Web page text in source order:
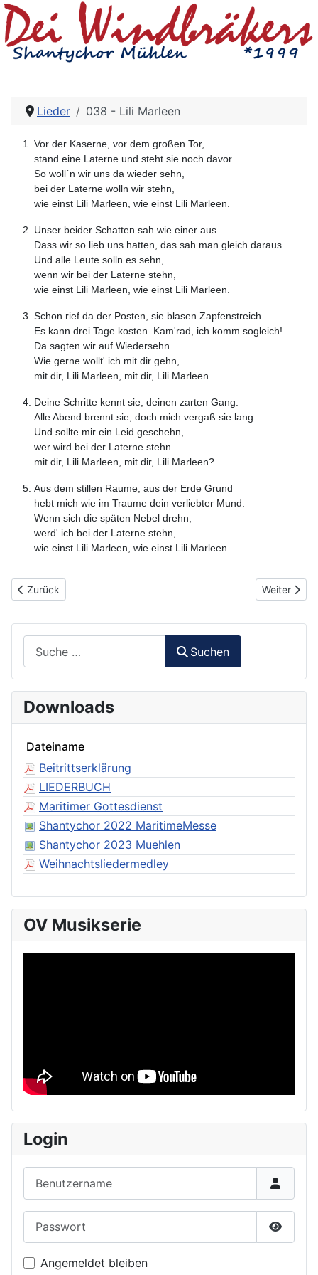
Lieder 038 - Lili Marleen
Vor der Kaserne, vor dem großen Tor,
stand eine Laterne und steht sie noch davor.
So woll´n wir uns da wieder sehn,
bei der Laterne wolln wir stehn,
wie einst Lili Marleen, wie einst Lili Marleen.
Unser beider Schatten sah wie einer aus.
Dass wir so lieb uns hatten, das sah man gleich daraus.
Und alle Leute solln es sehn,
wenn wir bei der Laterne stehn,
wie einst Lili Marleen, wie einst Lili Marleen.
Schon rief da der Posten, sie blasen Zapfenstreich.
Es kann drei Tage kosten. Kam'rad, ich komm sogleich!
Da sagten wir auf Wiedersehn.
Wie gerne wollt' ich mit dir gehn,
mit dir, Lili Marleen, mit dir, Lili Marleen.
Deine Schritte kennt sie, deinen zarten Gang.
Alle Abend brennt sie, doch mich vergaß sie lang.
Und sollte mir ein Leid geschehn,
wer wird bei der Laterne stehn
mit dir, Lili Marleen, mit dir, Lili Marleen?
Aus dem stillen Raume, aus der Erde Grund
hebt mich wie im Traume dein verliebter Mund.
Wenn sich die späten Nebel drehn,
werd' ich bei der Laterne stehn,
wie einst Lili Marleen, wie einst Lili Marleen.
Vorheriger Beitrag: 037 - Gorch-Fock-Lied (Weiß ist das Schiff)
Zurück Nächster
Weiter
Suchen
Downloads
Dateiname
Beitrittserklärung
LIEDERBUCH
Maritimer Gottesdienst
Shantychor 2022 MaritimeMesse
Shantychor 2023 Muehlen
Weihnachtsliedermedley
OV Musikserie
Login
Angemeldet bleiben